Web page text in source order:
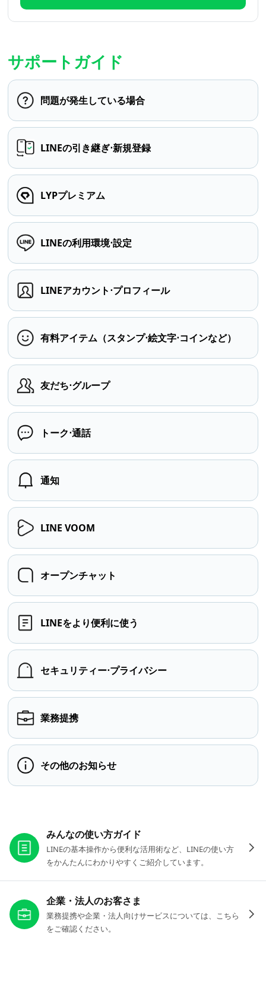
サポートガイド
問題が発生している場合
LINEの引き継ぎ⋅新規登録
LYPプレミアム
LINEの利用環境⋅設定
LINEアカウント⋅プロフィール
有料アイテム（スタンプ⋅絵文字⋅コインなど）
友だち⋅グループ
トーク⋅通話
通知
LINE VOOM
オープンチャット
LINEをより便利に使う
セキュリティー⋅プライバシー
業務提携
その他のお知らせ
みんなの使い方ガイド
LINEの基本操作から便利な活用術など、LINEの使い方
をかんたんにわかりやすくご紹介しています。
企業・法人のお客さま
業務提携や企業・法人向けサービスについては、こちら
をご確認ください。